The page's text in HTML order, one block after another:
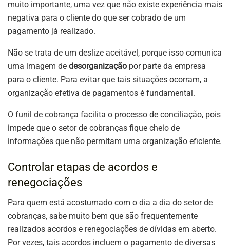
muito importante, uma vez que não existe experiência mais
negativa para o cliente do que ser cobrado de um
pagamento já realizado.
Não se trata de um deslize aceitável, porque isso comunica
uma imagem de desorganização por parte da empresa
para o cliente. Para evitar que tais situações ocorram, a
organização efetiva de pagamentos é fundamental.
O funil de cobrança facilita o processo de conciliação, pois
impede que o setor de cobranças fique cheio de
informações que não permitam uma organização eficiente.
Controlar etapas de acordos e
renegociações
Para quem está acostumado com o dia a dia do setor de
cobranças, sabe muito bem que são frequentemente
realizados acordos e renegociações de dívidas em aberto.
Por vezes, tais acordos incluem o pagamento de diversas